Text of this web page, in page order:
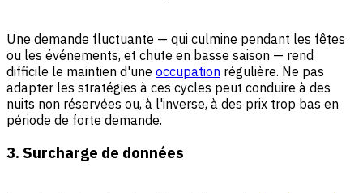
Une demande fluctuante — qui culmine pendant les fêtes
ou les événements, et chute en basse saison — rend
difficile le maintien d'une occupation régulière. Ne pas
adapter les stratégies à ces cycles peut conduire à des
nuits non réservées ou, à l'inverse, à des prix trop bas en
période de forte demande.
3. Surcharge de données